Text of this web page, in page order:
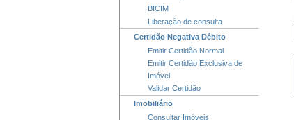
BICIM
Liberação de consulta
Certidão Negativa Débito
Emitir Certidão Normal
Emitir Certidão Exclusiva de
Imóvel
Validar Certidão
Imobiliário
Consultar Imóveis